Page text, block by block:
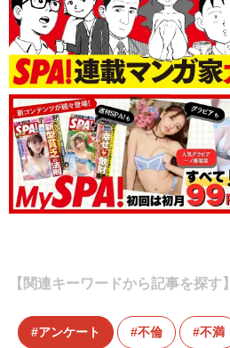
【関連キーワードから記事を探す】
アンケート 不倫 不満